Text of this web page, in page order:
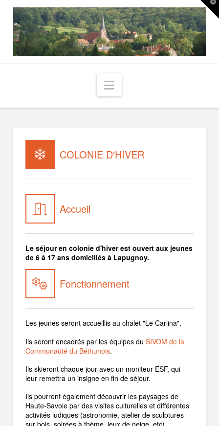
Navigation
COLONIE D'HIVER
Accueil
Le séjour en colonie d'hiver est ouvert aux jeunes
de 6 à 17 ans domiciliés à Lapugnoy.
Fonctionnement
Les jeunes seront accueillis au chalet "Le Carlina".
Ils seront encadrés par les équipes du SIVOM de la
Communauté du Béthunois.
Ils skieront chaque jour avec un moniteur ESF, qui
leur remettra un insigne en fin de séjour.
Ils pourront également découvrir les paysages de
Haute-Savoie par des visites culturelles et différentes
activités ludiques (astronomie, atelier de sculptures